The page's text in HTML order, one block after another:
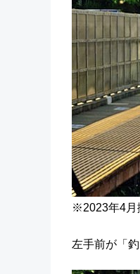
※2023年4月
左手前が「